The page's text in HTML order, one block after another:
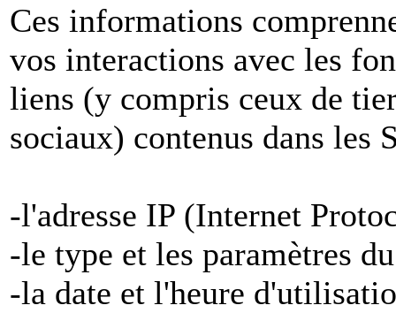
Ces informations
vos interactions avec les
liens (y compris ceux de
sociaux) contenus dans les
-l'adresse IP (Internet
-le type et les paramètres
-la date et l'heure